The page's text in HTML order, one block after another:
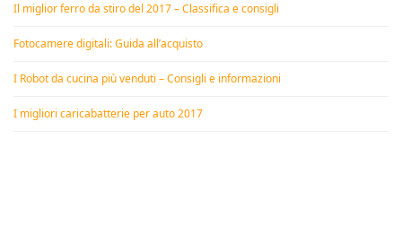
Il miglior ferro da stiro del 2017 – Classifica e consigli
Fotocamere digitali: Guida all’acquisto
I Robot da cucina più venduti – Consigli e informazioni
I migliori caricabatterie per auto 2017